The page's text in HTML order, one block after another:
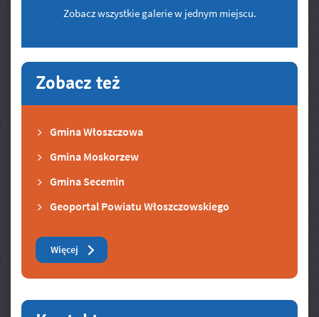
Zobacz wszystkie galerie w jednym miejscu.
Zobacz też
Gmina Włoszczowa
Gmina Moskorzew
Gmina Secemin
Geoportal Powiatu Włoszczowskiego
Więcej Zobacz też